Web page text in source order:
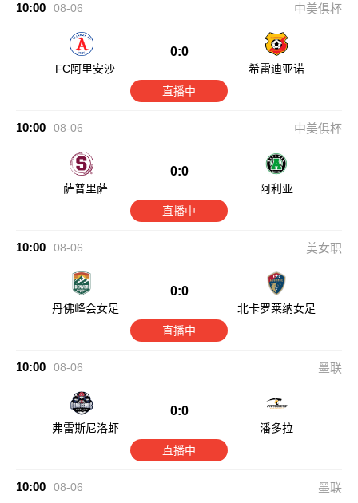
10:00 08-06 中美俱杯
FC阿里安沙
0:0
希雷迪亚诺
直播中
10:00 08-06 中美俱杯
萨普里萨
0:0
阿利亚
直播中
10:00 08-06 美女职
丹佛峰会女足
0:0
北卡罗莱纳女足
直播中
10:00 08-06 墨联
弗雷斯尼洛虾
0:0
潘多拉
直播中
10:00 08-06 墨联